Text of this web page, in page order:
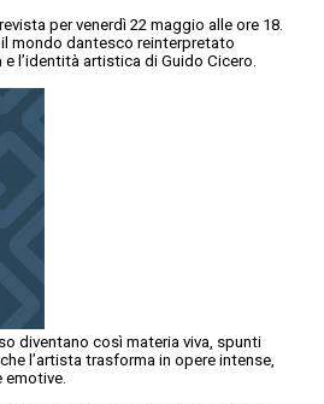
per venerdì 22 maggio alle ore 18.
mondo dantesco reinterpretato
l’identità artistica di Guido Cicero.
diventano così materia viva, spunti
l’artista trasforma in opere intense,
emotive.